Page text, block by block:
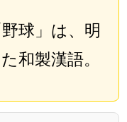
球」は、明
和製漢語。